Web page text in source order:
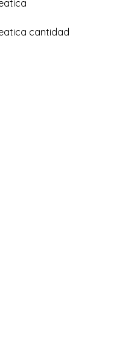
cantidad